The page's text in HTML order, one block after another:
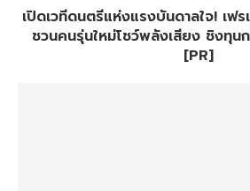
เปิดเวทีดนตรีแห่งแรงบันดาลใจ! เ
ชวนคนรุ่นใหม่โชว์พลังเสียง ชิงทุ
[PR]